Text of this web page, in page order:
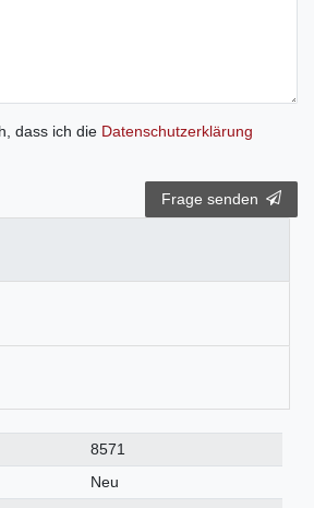
dass ich die Daten­schutz­erklärung
Frage senden
8571
Neu